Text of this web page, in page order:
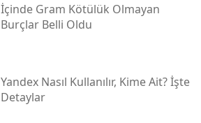
İçinde Gram Kötülük Olmayan
Burçlar Belli Oldu
Yandex Nasıl Kullanılır, Kime Ait? İşte
Detaylar